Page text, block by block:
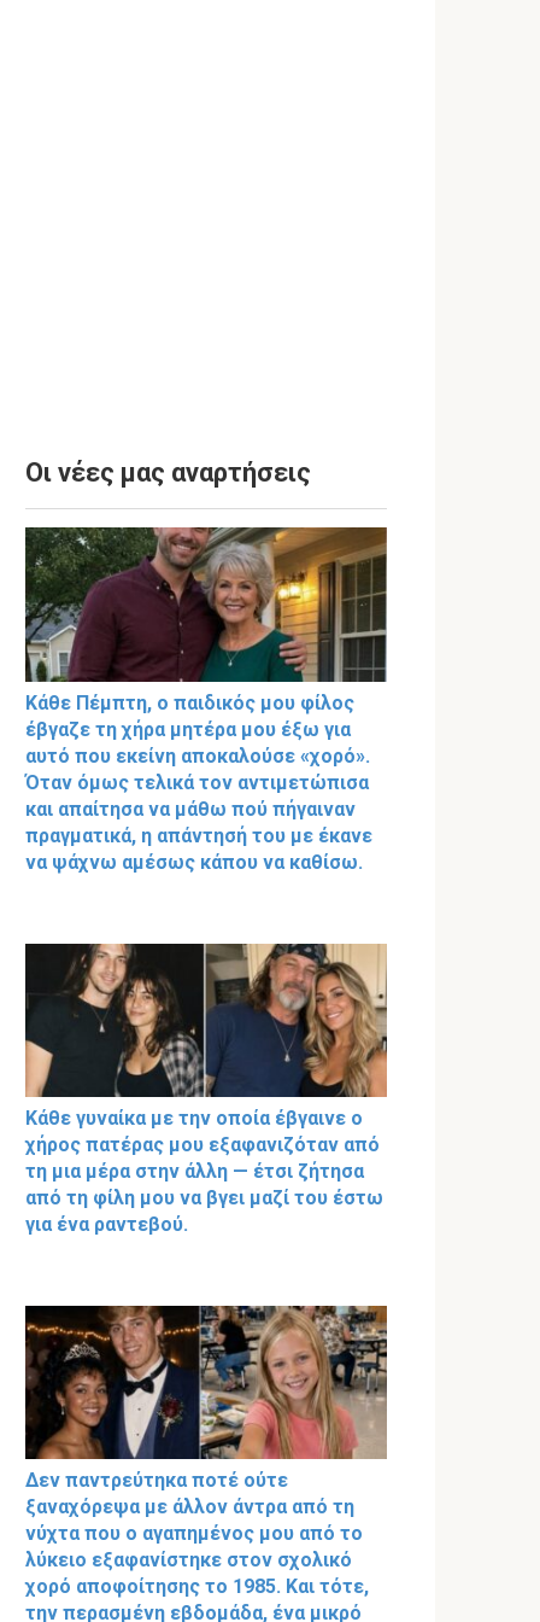
Οι νέες μας αναρτήσεις
Κάθε Πέμπτη, ο παιδικός μου φίλος
έβγαζε τη χήρα μητέρα μου έξω για
αυτό που εκείνη αποκαλούσε «χορό».
Όταν όμως τελικά τον αντιμετώπισα
και απαίτησα να μάθω πού πήγαιναν
πραγματικά, η απάντησή του με έκανε
να ψάχνω αμέσως κάπου να καθίσω.
Κάθε γυναίκα με την οποία έβγαινε ο
χήρος πατέρας μου εξαφανιζόταν από
τη μια μέρα στην άλλη — έτσι ζήτησα
από τη φίλη μου να βγει μαζί του έστω
για ένα ραντεβού.
Δεν παντρεύτηκα ποτέ ούτε
ξαναχόρεψα με άλλον άντρα από τη
νύχτα που ο αγαπημένος μου από το
λύκειο εξαφανίστηκε στον σχολικό
χορό αποφοίτησης το 1985. Και τότε,
την περασμένη εβδομάδα, ένα μικρό